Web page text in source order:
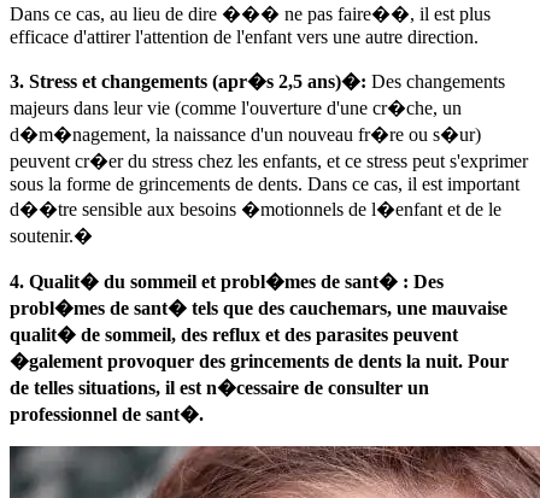
Dans ce cas, au lieu de dire ��� ne pas faire��, il est plus
efficace d'attirer l'attention de l'enfant vers une autre direction.
3. Stress et changements (apr�s 2,5 ans)�: Des changements
majeurs dans leur vie (comme l'ouverture d'une cr�che, un
d�m�nagement, la naissance d'un nouveau fr�re ou s�ur)
peuvent cr�er du stress chez les enfants, et ce stress peut s'exprimer
sous la forme de grincements de dents. Dans ce cas, il est important
d��tre sensible aux besoins �motionnels de l�enfant et de le
soutenir.�
4. Qualit� du sommeil et probl�mes de sant� : Des
probl�mes de sant� tels que des cauchemars, une mauvaise
qualit� de sommeil, des reflux et des parasites peuvent
�galement provoquer des grincements de dents la nuit. Pour
de telles situations, il est n�cessaire de consulter un
professionnel de sant�.